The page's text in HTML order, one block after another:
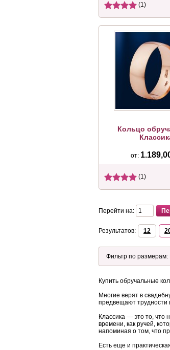
(1)
Кольцо
от:
(1)
Перейти на:
Результатов: 12
Купить обручальные
Многие верят в
предвещают трудности
Классика — это то, что
времени, как ручей,
напоминая о том, что
Есть еще и